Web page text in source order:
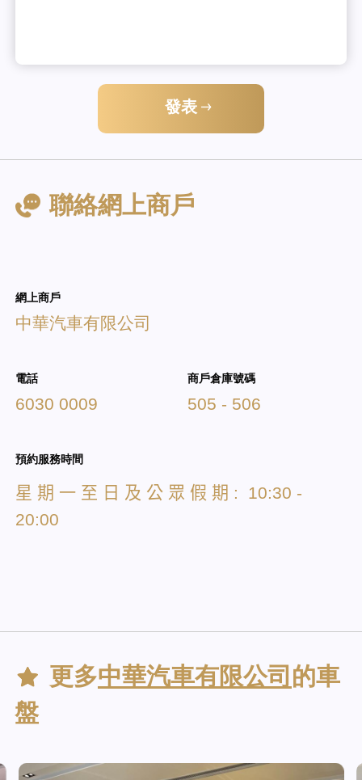
發表
聯絡網上商戶
網上商戶
中華汽車有限公司
電話
6030 0009
商戶倉庫號碼
505 - 506
預約服務時間
星 期 一 至 日 及 公 眾 假 期 : 10:30 -
20:00
更多中華汽車有限公司 的車
盤